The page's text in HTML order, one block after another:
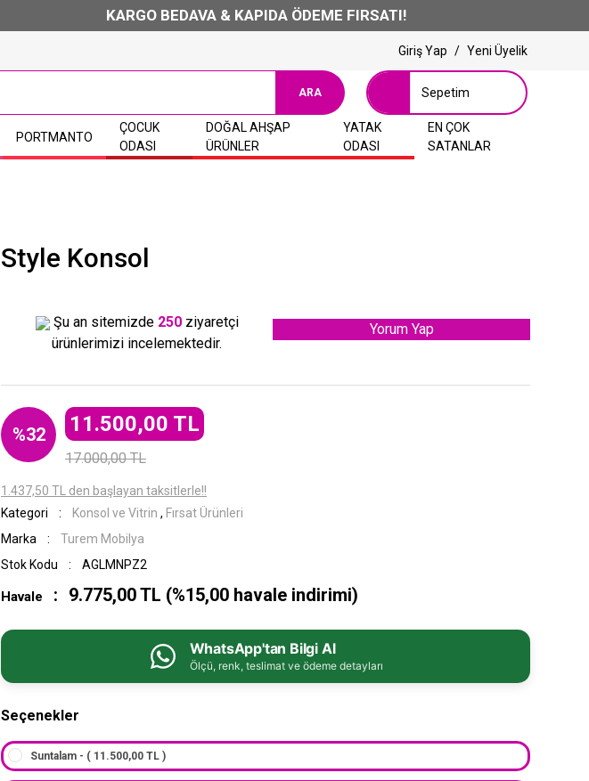
KARGO BEDAVA & KAPIDA ÖDEME FIRSATI!
Giriş Yap / Yeni Üyelik
ARA Sepetim
PORTMANTO
ÇOCUK
ODASI
DOĞAL AHŞAP
ÜRÜNLER
YATAK
ODASI
EN ÇOK
SATANLAR
Style Konsol
Şu an sitemizde 250 ziyaretçi
ürünlerimizi incelemektedir.
Yorum Yap
%32 11.500,00 TL
17.000,00 TL
1.437,50 TL den başlayan taksitlerle!!
Kategori
Konsol ve Vitrin , Fırsat Ürünleri
Marka
Turem Mobilya
Stok Kodu
AGLMNPZ2
Havale 9.775,00 TL (%15,00 havale indirimi)
WhatsApp'tan Bilgi Al
Ölçü, renk, teslimat ve ödeme detayları
Seçenekler
Suntalam - ( 11.500,00 TL )